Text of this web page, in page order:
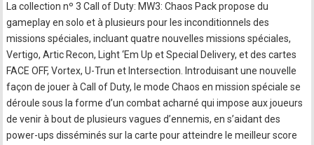
La collection nº 3 Call of Duty: MW3: Chaos Pack propose du
gameplay en solo et à plusieurs pour les inconditionnels des
missions spéciales, incluant quatre nouvelles missions spéciales,
Vertigo, Artic Recon, Light ‘Em Up et Special Delivery, et des cartes
FACE OFF, Vortex, U-Trun et Intersection. Introduisant une nouvelle
façon de jouer à Call of Duty, le mode Chaos en mission spéciale se
déroule sous la forme d’un combat acharné qui impose aux joueurs
de venir à bout de plusieurs vagues d’ennemis, en s’aidant des
power-ups disséminés sur la carte pour atteindre le meilleur score